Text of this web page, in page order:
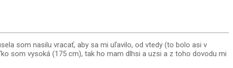
som nasilu vracať, aby sa mi uľavilo, od vtedy (to bolo asi v
som vysoká (175 cm), tak ho mam dlhsi a uzsi a z toho dovodu mi